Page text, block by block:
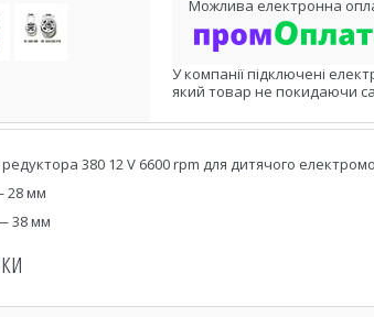
У компанії підключені
який товар не покидаючи
380 12 V 6600 rpm для дитячого
28 мм
38 мм